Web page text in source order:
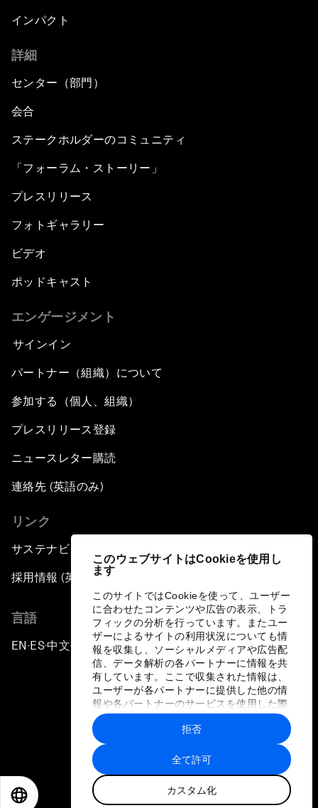
このウェブサイトはCookieを使用し
ます
このサイトではCookieを使って、ユーザー
に合わせたコンテンツや広告の表示、トラ
フィックの分析を行っています。またユー
ザーによるサイトの利用状況についても情
報を収集し、ソーシャルメディアや広告配
信、データ解析の各パートナーに情報を共
有しています。ここで収集された情報は、
ユーザーが各パートナーに提供した他の情
報や各パートナーのサービスを使用した際
に収集された情報と組み合わされ、各パー
トナーによって使用されることがありま
す。
全て許可
カスタム化
拒否
インパクト
詳細
センター（部門）
会合
ステークホルダーのコミュニティ
「フォーラム・ストーリー」
プレスリリース
フォトギャラリー
ビデオ
ポッドキャスト
エンゲージメント
サインイン
パートナー（組織）について
参加する（個人、組織）
プレスリリース登録
ニュースレター購読
連絡先 (英語のみ)
リンク
サステナビリティへの取り組み
採用情報 (英語のみ)
言語
EN ▪ ES▪中文▪ 日本語
プライバシーポリシーと利用規約
サイトマップ
©
世界経済フォーラム